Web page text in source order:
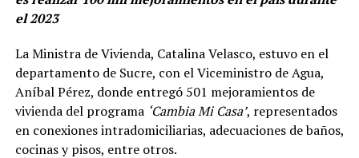
el 2023
La Ministra de Vivienda, Catalina Velasco, estuvo en el
departamento de Sucre, con el Viceministro de Agua,
Aníbal Pérez, donde entregó 501 mejoramientos de
vivienda del programa ‘Cambia Mi Casa’, representados
en conexiones intradomiciliarias, adecuaciones de baños,
cocinas y pisos, entre otros.